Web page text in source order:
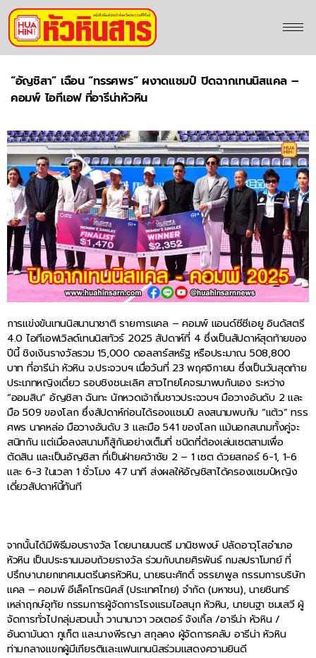
“อัญชิสา” เฉือน “ทรรศพร” ผงาดแชมป์ ปิดฉากเทนนิสแคล –
คอมพ์ ไอทีเอฟ ที่อารีน่าหัวหิน
การแข่งขันเทนนิสนานาชาติ รายการแคล – คอมพ์ แอนด์ซีซีเอยู อินดัสตรี
4.0 ไอทีเอฟเวิลด์เทนนิสทัวร์ 2025 สัปดาห์ที่ 4 ซึ่งเป็นสัปดาห์สุดท้ายของ
ปีนี้ ชิงเงินรางวัลรวม 15,000 ดอลลาร์สหรัฐ หรือประมาณ 508,800
บาท ที่อารีน่า หัวหิน จ.ประจวบฯ เมื่อวันที่ 23 พฤศจิกายน ซึ่งเป็นวันสุดท้าย
ประเภทหญิงเดี่ยว รอบชิงชนะเลิศ สาวไทยโคจรมาพบกันเอง ระหว่าง
“ออมสิน” อัญชิสา ฉันทะ นักหวดเจ้าถิ่นชาวประจวบฯ มือวางอันดับ 2 และ
มือ 509 ของโลก ซึ่งสัปดาห์ก่อนได้รองแชมป์ ลงสนามพบกับ “แต้ว” ทรร
ศพร นาคหล่อ มือวางอันดับ 3 และมือ 541 ของโลก แม้นอกสนามทั้งคู่จะ
สนิทกัน แต่เมื่อลงสนามก็สู้กันอย่างเต็มที่ ชนิดที่ต้องเล่นเซตสามเพื่อ
ตัดสิน และเป็นอัญชิสา ที่เป็นฝ่ายคว้าชัย 2 – 1 เซต ด้วยสกอร์ 6-1, 1-6
และ 6-3 ในเวลา 1 ชั่วโมง 47 นาที ส่งผลให้อัญชิสาได้ครองแชมป์หญิง
เดี่ยวสัปดาห์นี้ทันที
จากนั้นได้มีพิธีมอบรางวัล โดยนายมนตรี มานิชพงษ์ ปลัดอาวุโสอำเภอ
หัวหิน เป็นประธานมอบถ้วยรางวัล ร่วมกับนายศิรพันธ์ กมลปราโมทย์ ที่
ปรึกษานายกเทศมนตรีนครหัวหิน, นายธนะศักดิ์ จรรยาพูล กรรมการบริษัท
แคล – คอมพ์ อีเล็คโทรนิคส์ (ประเทศไทย) จํากัด (มหาชน), นายชินทร์
เหล่าฤกษ์อุทัย กรรมการผู้จัดการโรงแรมไอสนุก หัวหิน, นายนฐา ชมเสวี ผู้
จัดการทั่วไปกลุ่มสวนน้ำ วานานาวา วอเตอร์ จังเกิ้ล /อารีน่า หัวหิน /
อันดามันดา ภูเก็ต และนางพีรญา สกุลคง ผู้จัดการคลับ อารีน่า หัวหิน
ท่ามกลางแขกผู้มีเกียรติและแฟนเทนนิสร่วมแสดงความยินดี